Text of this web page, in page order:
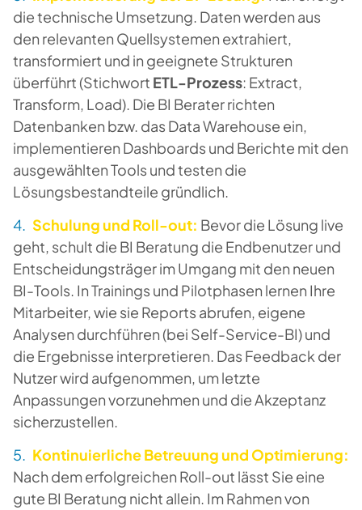
die technische Umsetzung. Daten werden aus
den relevanten Quellsystemen extrahiert,
transformiert und in geeignete Strukturen
überführt (Stichwort ETL-Prozess: Extract,
Transform, Load). Die BI Berater richten
Datenbanken bzw. das Data Warehouse ein,
implementieren Dashboards und Berichte mit den
ausgewählten Tools und testen die
Lösungsbestandteile gründlich.
Schulung und Roll-out: Bevor die Lösung live
geht, schult die BI Beratung die Endbenutzer und
Entscheidungsträger im Umgang mit den neuen
BI-Tools. In Trainings und Pilotphasen lernen Ihre
Mitarbeiter, wie sie Reports abrufen, eigene
Analysen durchführen (bei Self-Service-BI) und
die Ergebnisse interpretieren. Das Feedback der
Nutzer wird aufgenommen, um letzte
Anpassungen vorzunehmen und die Akzeptanz
sicherzustellen.
Kontinuierliche Betreuung und Optimierung:
Nach dem erfolgreichen Roll-out lässt Sie eine
gute BI Beratung nicht allein. Im Rahmen von